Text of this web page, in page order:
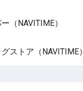
（NAVITIME）
ストア（NAVITIME）